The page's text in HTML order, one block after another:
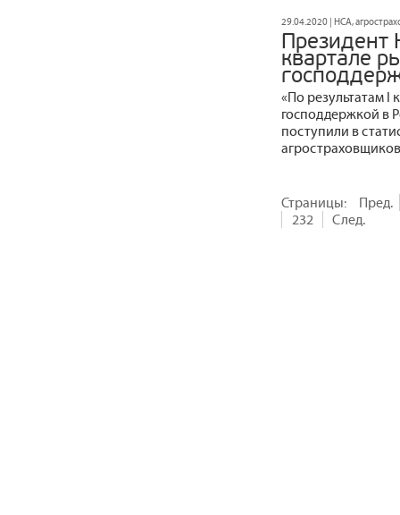
29.04.2020 | НСА,
Президент
квартале
«По результатам I
господдержкой в
поступили в
Страницы:
Пред.
232
След.